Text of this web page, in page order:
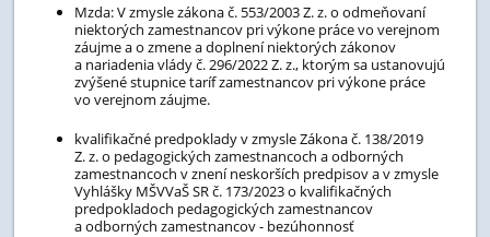
Mzda: V zmysle zákona č. 553/2003 Z. z. o odmeňovaní
niektorých zamestnancov pri výkone práce vo verejnom
záujme a o zmene a doplnení niektorých zákonov
a nariadenia vlády č. 296/2022 Z. z., ktorým sa ustanovujú
zvýšené stupnice taríf zamestnancov pri výkone práce
vo verejnom záujme.
kvalifikačné predpoklady v zmysle Zákona č. 138/2019
Z. z. o pedagogických zamestnancoch a odborných
zamestnancoch v znení neskorších predpisov a v zmysle
Vyhlášky MŠVVaŠ SR č. 173/2023 o kvalifikačných
predpokladoch pedagogických zamestnancov
a odborných zamestnancov - bezúhonnosť